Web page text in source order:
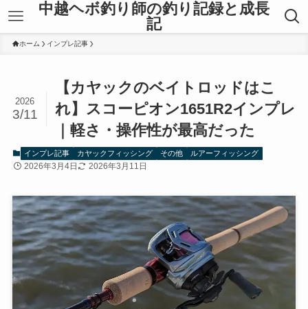
中越ヘボ釣り師の釣り記録と成長
記
ホーム インプレ記事
【カヤックのベイトロッドはこ
れ】スコーピオン1651R2インプレ
｜軽さ・操作性が最高だった
2026
3/11
インプレ記事 カヤックフィッシング その他 ルアーフィッシング
2026年3月4日 2026年3月11日